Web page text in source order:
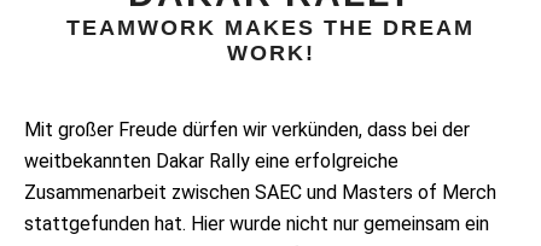
TEAMWORK MAKES THE DREAM
WORK!
Mit großer Freude dürfen wir verkünden, dass bei der
weitbekannten Dakar Rally eine erfolgreiche
Zusammenarbeit zwischen SAEC und Masters of Merch
stattgefunden hat. Hier wurde nicht nur gemeinsam ein